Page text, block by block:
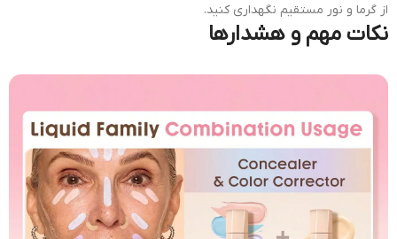
از گرما و نور مستقیم نگهداری کنید.
نکات مهم و هشدارها